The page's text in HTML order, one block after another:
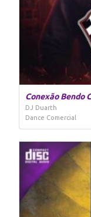
Conexão Bendo
DJ Duarth
Dance Comercial